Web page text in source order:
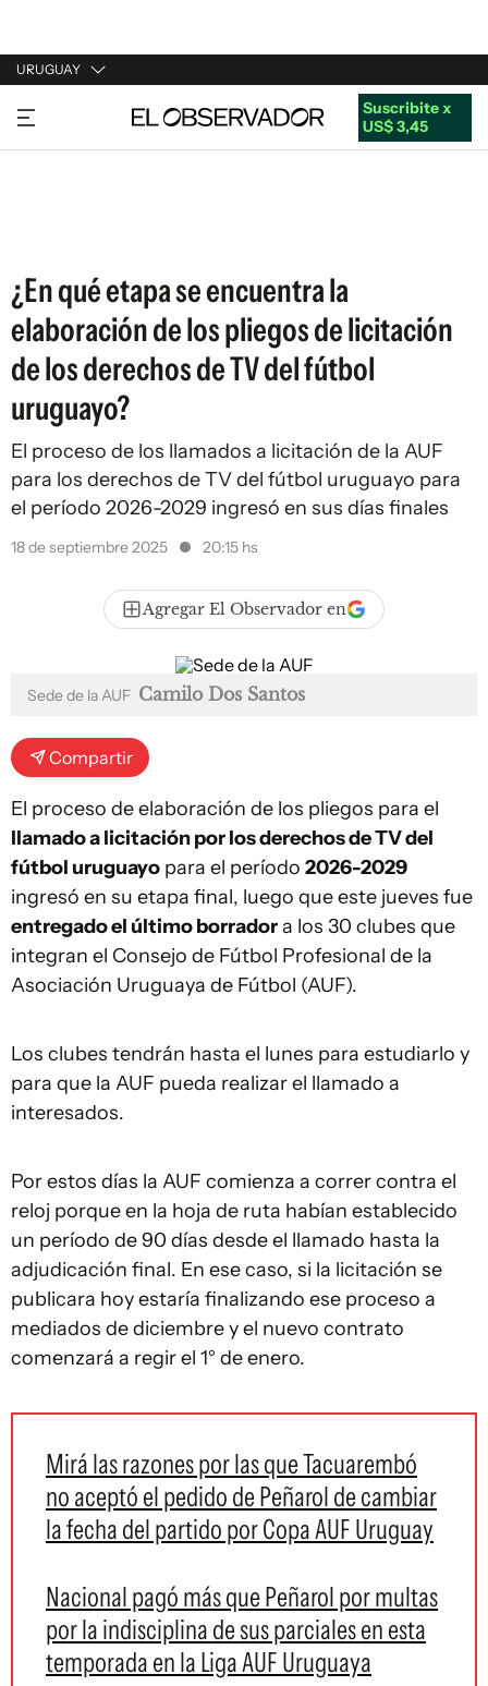
URUGUAY
URUGUAY
ARGENTINA
Suscribite x
US$ 3,45
¿En qué etapa se encuentra la
elaboración de los pliegos de licitación
de los derechos de TV del fútbol
uruguayo?
El proceso de los llamados a licitación de la AUF
para los derechos de TV del fútbol uruguayo para
el período 2026-2029 ingresó en sus días finales
18 de septiembre 2025 20:15 hs
Agregar El Observador en
Sede de la AUF Camilo Dos Santos
Compartir
El proceso de elaboración de los pliegos para el
llamado a licitación por los derechos de TV del
fútbol uruguayo para el período 2026-2029
ingresó en su etapa final, luego que este jueves fue
entregado el último borradora los 30 clubes que
integran el Consejo de Fútbol Profesional de la
Asociación Uruguaya de Fútbol (AUF).
Los clubes tendrán hasta el lunes para estudiarlo y
para que la AUF pueda realizar el llamado a
interesados.
Por estos días la AUF comienza a correr contra el
reloj porque en la hoja de ruta habían establecido
un período de 90 días desde el llamado hasta la
adjudicación final. En ese caso, si la licitación se
publicara hoy estaría finalizando ese proceso a
mediados de diciembre y el nuevo contrato
comenzará a regir el 1° de enero.
Mirá las razones por las que Tacuarembó
no aceptó el pedido de Peñarol de cambiar
la fecha del partido por Copa AUF Uruguay
Nacional pagó más que Peñarol por multas
por la indisciplina de sus parciales en esta
temporada en la Liga AUF Uruguaya